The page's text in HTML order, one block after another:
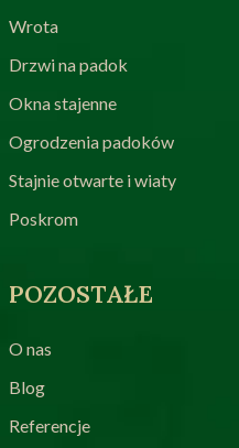
Wrota
Drzwi na padok
Okna stajenne
Ogrodzenia padoków
Stajnie otwarte i wiaty
Poskrom
POZOSTAŁE
O nas
Blog
Referencje